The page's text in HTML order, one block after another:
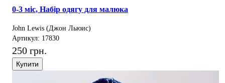
0-3 міс, Набір одягу для малюка
John Lewis (Джон Льюис)
Артикул: 17830
250 грн.
Купити